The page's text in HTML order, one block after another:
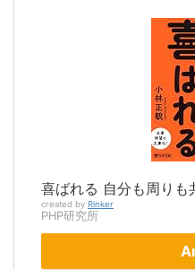
喜ばれる 自分も周り
created by Rinker
PHP研究所